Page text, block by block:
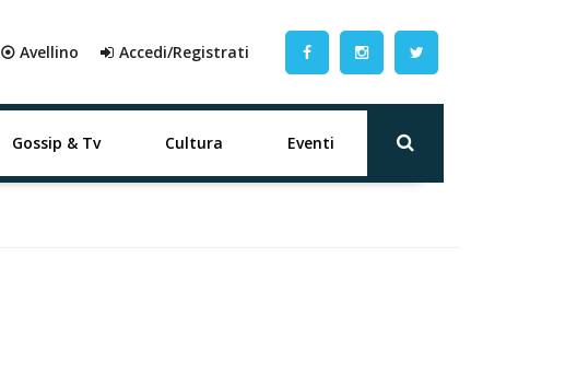
⦿ Avellino Accedi/Registrati
Gossip & Tv Cultura Eventi